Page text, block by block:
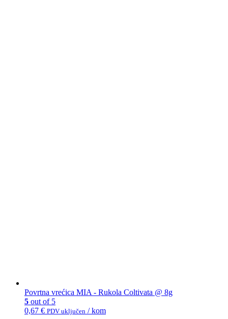
Povrtna vrećica MIA - Rukola Coltivata @ 8g
5 out of 5
0,67 € PDV uključen / kom